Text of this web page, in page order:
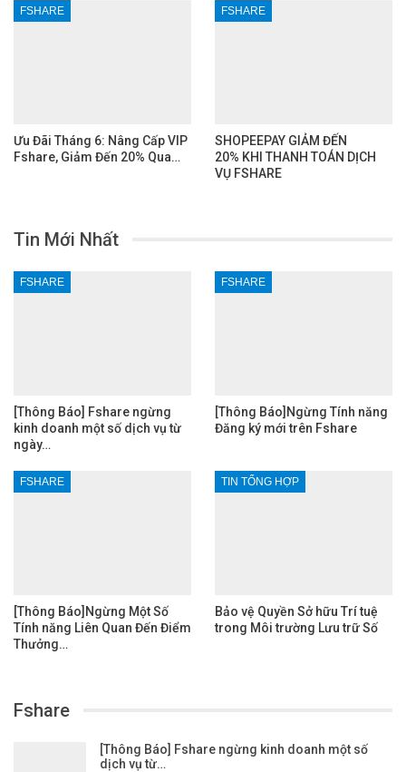
FSHARE
Ưu Đãi Tháng 6: Nâng Cấp VIP
Fshare, Giảm Đến 20% Qua…
FSHARE
SHOPEEPAY GIẢM ĐẾN
20% KHI THANH TOÁN DỊCH
VỤ FSHARE
Tin Mới Nhất
FSHARE
[Thông Báo] Fshare ngừng
kinh doanh một số dịch vụ từ
ngày…
FSHARE
[Thông Báo]Ngừng Tính năng
Đăng ký mới trên Fshare
FSHARE
[Thông Báo]Ngừng Một Số
Tính năng Liên Quan Đến Điểm
Thưởng…
TIN TỔNG HỢP
Bảo vệ Quyền Sở hữu Trí tuệ
trong Môi trường Lưu trữ Số
Fshare
[Thông Báo] Fshare ngừng kinh doanh một số
dịch vụ từ…